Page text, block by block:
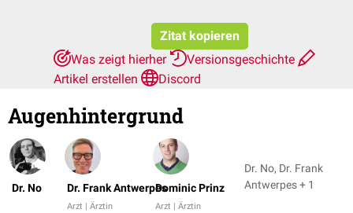
Zitat kopieren
Was zeigt hierher
Versionsgeschichte
Artikel erstellen
Discord
Augenhintergrund
Dr. No Dr. Frank Antwerpes
Arzt | Ärztin
Dominic Prinz
Arzt | Ärztin
Dr. No, Dr. Frank
Antwerpes + 1